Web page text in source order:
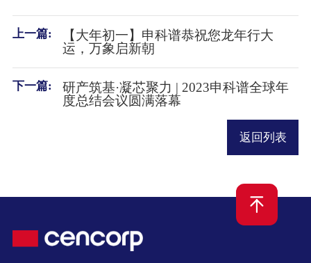
上一篇:
【大年初一】申科谱恭祝您龙年行大
运，万象启新朝
下一篇:
研产筑基·凝芯聚力 | 2023申科谱全球年
度总结会议圆满落幕
返回列表